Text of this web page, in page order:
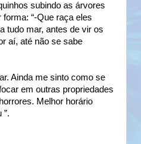
subindo as árvores
“-Que raça eles
tudo mar, antes de vir os
aí, até não se sabe
Ainda me sinto como se
em outras propriedades
Melhor horário
”.